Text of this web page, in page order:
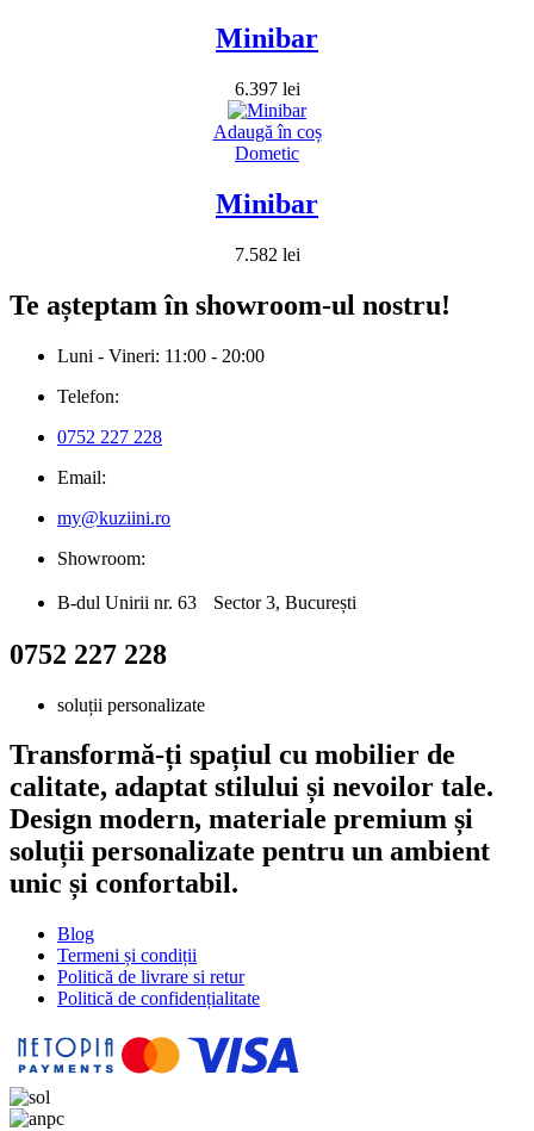
Minibar
6.397 lei
Adaugă în coș
Dometic
Minibar
7.582 lei
Te așteptam în showroom-ul nostru!
Luni - Vineri: 11:00 - 20:00
Telefon:
0752 227 228
Email:
my@kuziini.ro
Showroom:
B-dul Unirii nr. 63 Sector 3, București
0752 227 228
soluții personalizate
Transformă-ți spațiul cu mobilier de
calitate, adaptat stilului și nevoilor tale.
Design modern, materiale premium și
soluții personalizate pentru un ambient
unic și confortabil.
Blog
Termeni și condiții
Politică de livrare si retur
Politică de confidențialitate